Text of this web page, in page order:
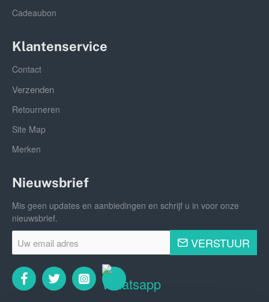
Cadeaubon
Klantenservice
Contact
Verzenden
Retourneren
Site Map
Merken
Nieuwsbrief
Mis geen updates en aanbiedingen en schrijf u in voor onze
nieuwsbrief.
Uw
email
adres
VERSTUUR